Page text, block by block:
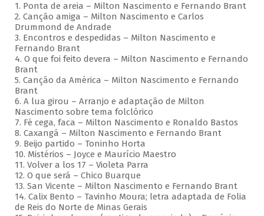
1. Ponta de areia – Milton Nascimento e Fernando Brant
2. Canção amiga – Milton Nascimento e Carlos
Drummond de Andrade
3. Encontros e despedidas – Milton Nascimento e
Fernando Brant
4. O que foi feito devera – Milton Nascimento e Fernando
Brant
5. Canção da América – Milton Nascimento e Fernando
Brant
6. A lua girou – Arranjo e adaptação de Milton
Nascimento sobre tema folclórico
7. Fé cega, faca – Milton Nascimento e Ronaldo Bastos
8. Caxangá – Milton Nascimento e Fernando Brant
9. Beijo partido – Toninho Horta
10. Mistérios – Joyce e Maurício Maestro
11. Volver a los 17 – Violeta Parra
12. O que será – Chico Buarque
13. San Vicente – Milton Nascimento e Fernando Brant
14. Calix Bento – Tavinho Moura; letra adaptada de Folia
de Reis do Norte de Minas Gerais